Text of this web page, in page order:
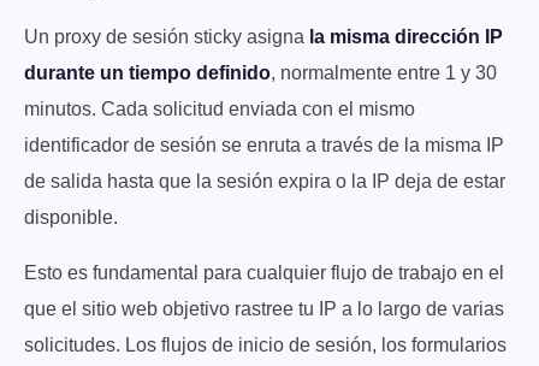
Un proxy de sesión sticky asigna la misma dirección IP
durante un tiempo definido, normalmente entre 1 y 30
minutos. Cada solicitud enviada con el mismo
identificador de sesión se enruta a través de la misma IP
de salida hasta que la sesión expira o la IP deja de estar
disponible.
Esto es fundamental para cualquier flujo de trabajo en el
que el sitio web objetivo rastree tu IP a lo largo de varias
solicitudes. Los flujos de inicio de sesión, los formularios